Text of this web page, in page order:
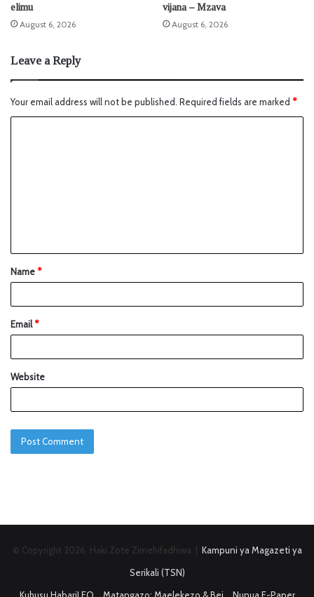
elimu
August 6, 2026
vijana – Mzava
August 6, 2026
Leave a Reply
Your email address will not be published. Required fields are marked *
Name*
Email*
Website
© Copyright 2026, Haki Zote Zimehifadhiwa | Kampuni ya Magazeti ya
Serikali (TSN)
Kuhusu HabariLEO
Matangazo: Maelekezo & Bei Nunua E-Paper